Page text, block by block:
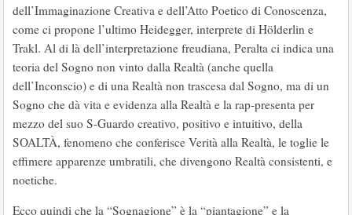
dell’Immaginazione Creativa e dell’Atto Poetico di Conoscenza,
come ci propone l’ultimo Heidegger, interprete di Hölderlin e
Trakl. Al di là dell’interpretazione freudiana, Peralta ci indica una
teoria del Sogno non vinto dalla Realtà (anche quella
dell’Inconscio) e di una Realtà non trascesa dal Sogno, ma di un
Sogno che dà vita e evidenza alla Realtà e la rap-presenta per
mezzo del suo S-Guardo creativo, positivo e intuitivo, della
SOALTÀ, fenomeno che conferisce Verità alla Realtà, le toglie le
effimere apparenze umbratili, che divengono Realtà consistenti, e
noetiche.
Ecco quindi che la “Sognagione” è la “piantagione” e la